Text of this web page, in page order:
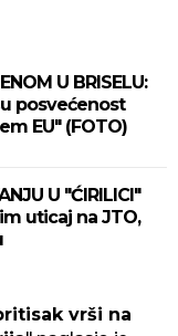
U BRISELU:
posvećenost
EU" (FOTO)
U "ĆIRILICI"
uticaj na JTO,
vrši na